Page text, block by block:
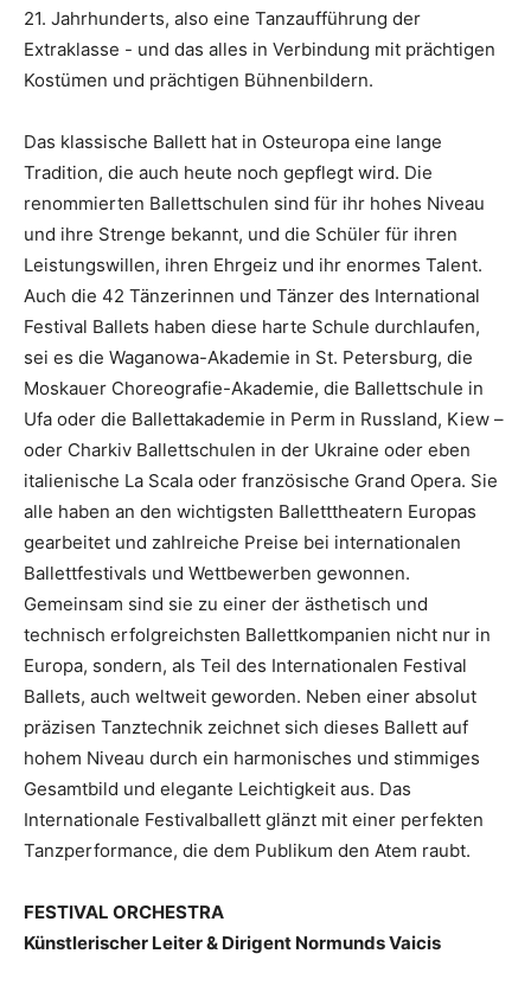
21. Jahrhunderts, also eine Tanzaufführung der
Extraklasse - und das alles in Verbindung mit prächtigen
Kostümen und prächtigen Bühnenbildern.
Das klassische Ballett hat in Osteuropa eine lange
Tradition, die auch heute noch gepflegt wird. Die
renommierten Ballettschulen sind für ihr hohes Niveau
und ihre Strenge bekannt, und die Schüler für ihren
Leistungswillen, ihren Ehrgeiz und ihr enormes Talent.
Auch die 42 Tänzerinnen und Tänzer des International
Festival Ballets haben diese harte Schule durchlaufen,
sei es die Waganowa-Akademie in St. Petersburg, die
Moskauer Choreografie-Akademie, die Ballettschule in
Ufa oder die Ballettakademie in Perm in Russland, Kiew –
oder Charkiv Ballettschulen in der Ukraine oder eben
italienische La Scala oder französische Grand Opera. Sie
alle haben an den wichtigsten Balletttheatern Europas
gearbeitet und zahlreiche Preise bei internationalen
Ballettfestivals und Wettbewerben gewonnen.
Gemeinsam sind sie zu einer der ästhetisch und
technisch erfolgreichsten Ballettkompanien nicht nur in
Europa, sondern, als Teil des Internationalen Festival
Ballets, auch weltweit geworden. Neben einer absolut
präzisen Tanztechnik zeichnet sich dieses Ballett auf
hohem Niveau durch ein harmonisches und stimmiges
Gesamtbild und elegante Leichtigkeit aus. Das
Internationale Festivalballett glänzt mit einer perfekten
Tanzperformance, die dem Publikum den Atem raubt.
FESTIVAL ORCHESTRA
Künstlerischer Leiter & Dirigent Normunds Vaicis